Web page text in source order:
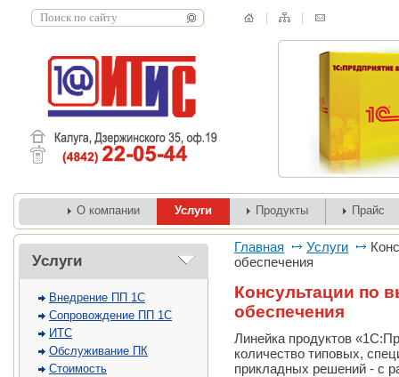
О компании Услуги Продукты Прайс
Услуги
Внедрение ПП 1С
Сопровождение ПП 1С
ИТС
Обслуживание ПК
Стоимость
Главная Услуги
обеспечения
Консультации по
обеспечения
Линейка продуктов
количество типовых,
прикладных решений - с